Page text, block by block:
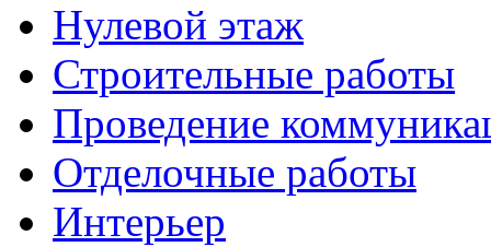
Нулевой этаж
Строительные работы
Проведение
Отделочные работы
Интерьер